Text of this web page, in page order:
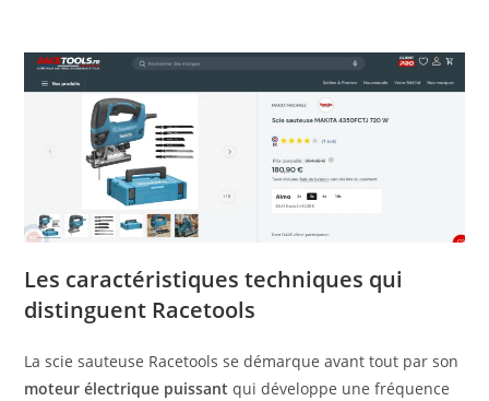
Les caractéristiques techniques qui
distinguent Racetools
La scie sauteuse Racetools se démarque avant tout par son
moteur électrique puissant qui développe une fréquence